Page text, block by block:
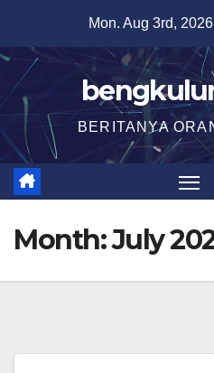
content
Mon. Aug 3rd, 2026
BERITANYA
Month:July